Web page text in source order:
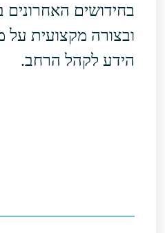
בחידושים האחרונים
ובצורה מקצועית על
הידע לקהל הרחב.